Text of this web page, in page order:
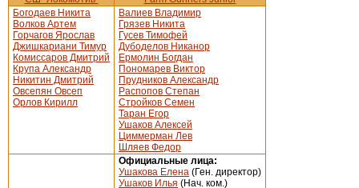
Богодаев Никита
Волков Артем
Горчагов Ярослав
Джишкариани Тимур
Комиссаров Дмитрий
Крупа Александр
Никитин Дмитрий
Овсепян Овсеп
Орлов Кирилл
Валиев Владимир
Грязев Никита
Гусев Тимофей
Дубоделов Никанор
Ермолин Богдан
Пономарев Виктор
Прудников Александр
Распопов Степан
Стройков Семен
Таран Егор
Ушаков Алексей
Циммерман Лев
Шляев Федор
Официальные лица:
Ушакова Елена (Ген. директор)
Ушаков Илья (Нач. ком.)